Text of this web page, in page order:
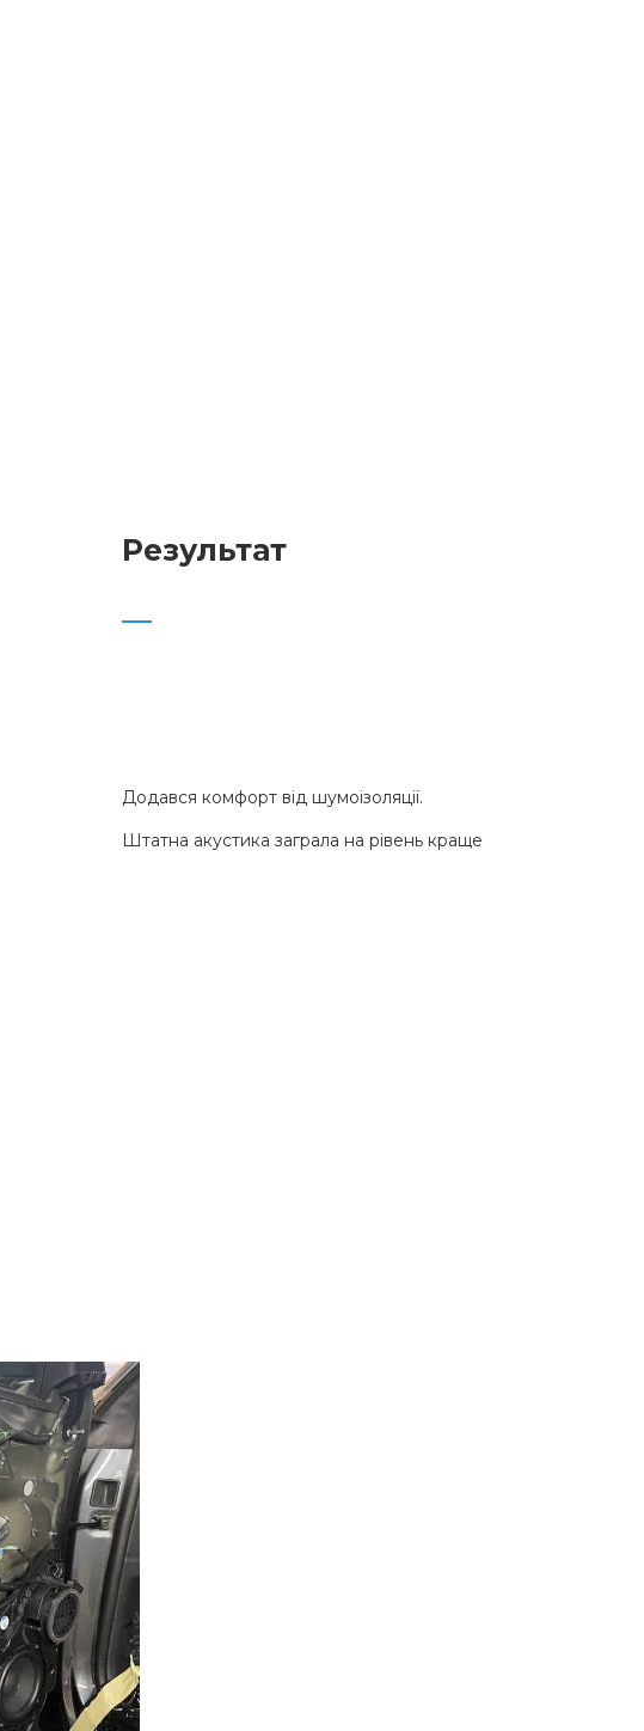
Результат
Додався комфорт від шумоізоляції.
Штатна акустика заграла на рівень краще